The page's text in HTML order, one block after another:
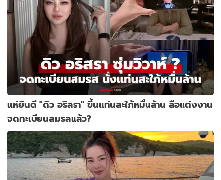
แห่ยินดี "ดิว อริสรา" ขึ้นแท่นสะใภ้หมื่นล้าน ลือแต่งงาน
จดทะเบียนสมรสแล้ว?